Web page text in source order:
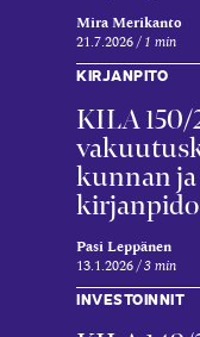
Mira Merikanto
21.7.2026 1 min
KIRJANPITO
KILA 150/
kunnan
Pasi Leppänen
13.1.2026 3 min
INVESTOINNIT